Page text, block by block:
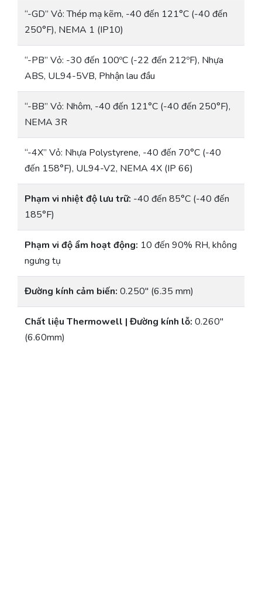
“-GD” Vỏ: Thép mạ kẽm, -40 đến 121°C (-40 đến
250°F), NEMA 1 (IP10)
“-PB” Vỏ: -30 đến 100ºC (-22 đến 212ºF), Nhựa
ABS, UL94-5VB, Phhận lau đầu
“-BB” Vỏ: Nhôm, -40 đến 121°C (-40 đến 250°F),
NEMA 3R
“-4X” Vỏ: Nhựa Polystyrene, -40 đến 70°C (-40
đến 158°F), UL94-V2, NEMA 4X (IP 66)
Phạm vi nhiệt độ lưu trữ: -40 đến 85°C (-40 đến
185°F)
Phạm vi độ ẩm hoạt động: 10 đến 90% RH, không
ngưng tụ
Đường kính cảm biến: 0.250″ (6.35 mm)
Chất liệu Thermowell | Đường kính lỗ: 0.260″
(6.60mm)